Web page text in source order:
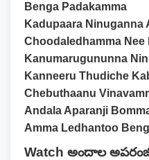
Benga Padakamma
Kadupaara Ninuganna
Choodaledhamma Nee
Kanumarugununna
Kanneeru Thudiche
Chebuthaanu
Andala Aparanji
Amma Ledhantoo
Watch అందాల